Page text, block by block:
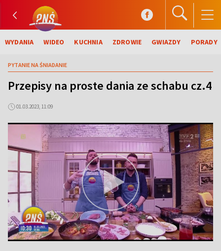
WYDANIA WIDEO KUCHNIA ZDROWIE GWIAZDY PORADY
PYTANIE NA ŚNIADANIE
Przepisy na proste dania ze schabu cz.4
01.03.2023, 11:09